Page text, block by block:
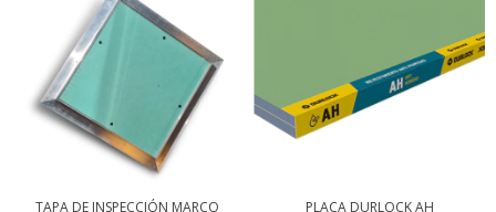
TAPA DE INSPECCIÓN MARCO PLACA DURLOCK AH